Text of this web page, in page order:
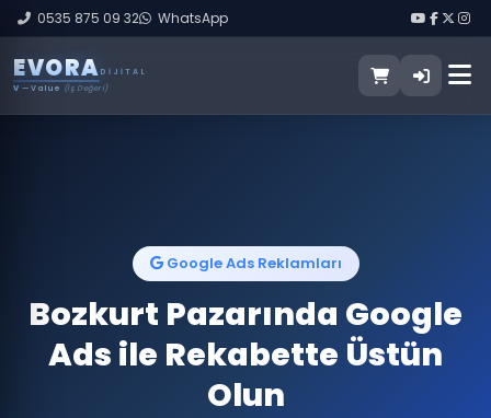
0535 875 09 32 WhatsApp
EVORA DIJITAL
V — Value (İş Değeri)
Google Ads Reklamları
Bozkurt Pazarında Google
Ads ile Rekabette Üstün
Olun